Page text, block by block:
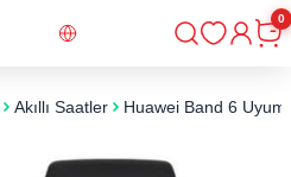
Giriş
0
Akıllı Saatler Huawei Band 6